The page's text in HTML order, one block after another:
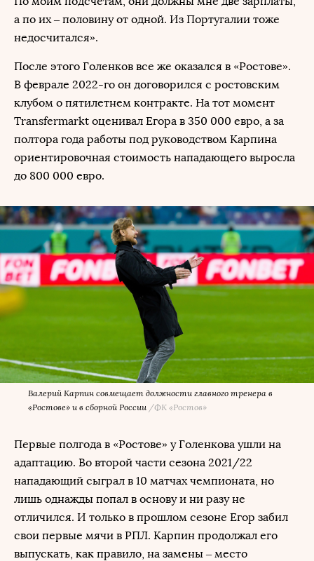
а по их – половину от одной. Из Португалии тоже
недосчитался».
После этого Голенков все же оказался в «Ростове».
В феврале 2022-го он договорился с ростовским
клубом о пятилетнем контракте. На тот момент
Transfermarkt оценивал Егора в 350 000 евро, а за
полтора года работы под руководством Карпина
ориентировочная стоимость нападающего выросла
до 800 000 евро.
Валерий Карпин совмещает должности главного тренера в
«Ростове» и в сборной России /ФК «Ростов»
Первые полгода в «Ростове» у Голенкова ушли на
адаптацию. Во второй части сезона 2021/22
нападающий сыграл в 10 матчах чемпионата, но
лишь однажды попал в основу и ни разу не
отличился. И только в прошлом сезоне Егор забил
свои первые мячи в РПЛ. Карпин продолжал его
выпускать, как правило, на замены – место